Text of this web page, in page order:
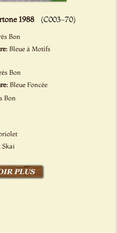
1988 (C003-70)
Bon
Bleue à Motifs
Bon
Bleue Foncée
Bon
Skai